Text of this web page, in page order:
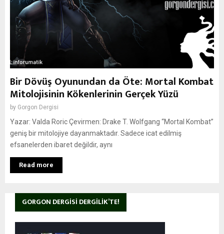
Bir Dövüş Oyunundan da Öte: Mortal Kombat
Mitolojisinin Kökenlerinin Gerçek Yüzü
by Gorgon Dergisi
Yazar: Valda Roric Çevirmen: Drake T. Wolfgang “Mortal Kombat”
geniş bir mitolojiye dayanmaktadır. Sadece icat edilmiş
efsanelerden ibaret değildir, aynı
Read more
GORGON DERGISI DERGILIK’TE!